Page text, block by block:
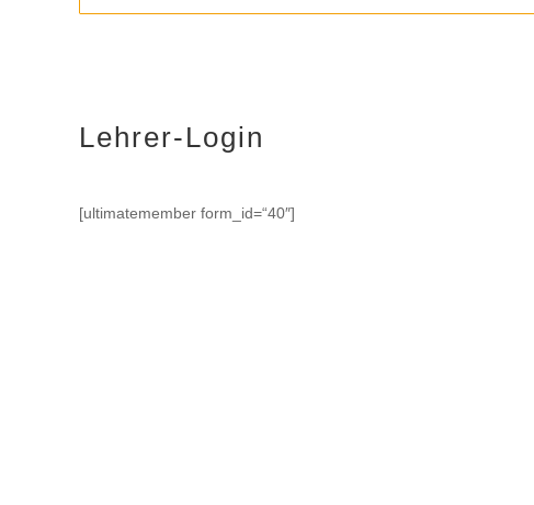
Lehrer-Login
[ultimatemember form_id=“40″]